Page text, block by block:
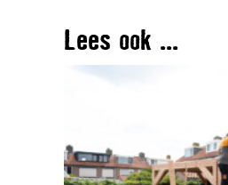
Lees ook ...